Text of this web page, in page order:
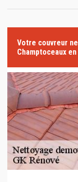
Votre couvreur
Champtoceaux